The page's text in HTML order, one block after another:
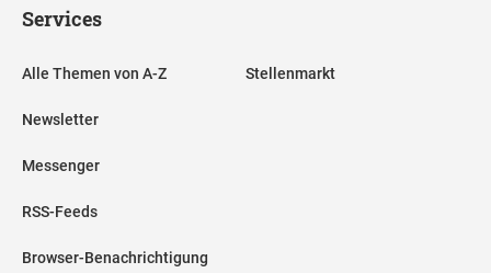
Services
Alle Themen von A-Z
Newsletter
Messenger
RSS-Feeds
Browser-Benachrichtigung
Stellenmarkt